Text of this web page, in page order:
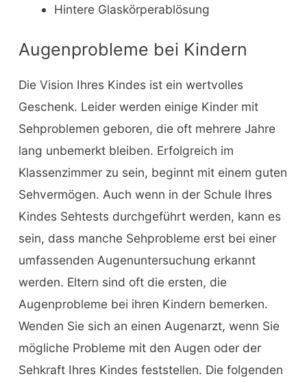
Hintere Glaskörperablösung
Augenprobleme bei Kindern
Die Vision Ihres Kindes ist ein wertvolles
Geschenk. Leider werden einige Kinder mit
Sehproblemen geboren, die oft mehrere Jahre
lang unbemerkt bleiben. Erfolgreich im
Klassenzimmer zu sein, beginnt mit einem guten
Sehvermögen. Auch wenn in der Schule Ihres
Kindes Sehtests durchgeführt werden, kann es
sein, dass manche Sehprobleme erst bei einer
umfassenden Augenuntersuchung erkannt
werden. Eltern sind oft die ersten, die
Augenprobleme bei ihren Kindern bemerken.
Wenden Sie sich an einen Augenarzt, wenn Sie
mögliche Probleme mit den Augen oder der
Sehkraft Ihres Kindes feststellen. Die folgenden